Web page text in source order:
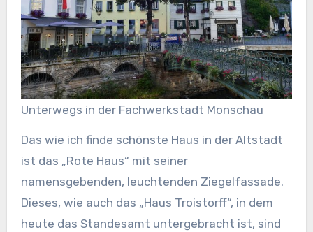
Unterwegs in der Fachwerkstadt Monschau
Das wie ich finde schönste Haus in der Altstadt
ist das „Rote Haus“ mit seiner
namensgebenden, leuchtenden Ziegelfassade.
Dieses, wie auch das „Haus Troistorff“, in dem
heute das Standesamt untergebracht ist, sind